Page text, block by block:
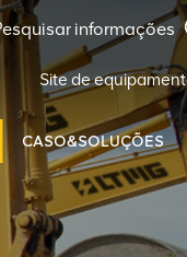
Site de
CASO&SOLUÇÕES